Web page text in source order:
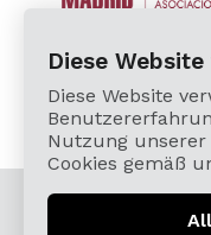
© 2026
Diese
Diese Website
Nutzung unserer
Cookies gemäß